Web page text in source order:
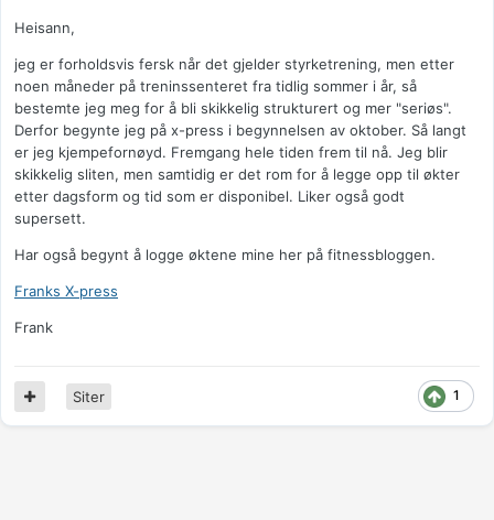
Heisann,
jeg er forholdsvis fersk når det gjelder styrketrening, men etter
noen måneder på treninssenteret fra tidlig sommer i år, så
bestemte jeg meg for å bli skikkelig strukturert og mer "seriøs".
Derfor begynte jeg på x-press i begynnelsen av oktober. Så langt
er jeg kjempefornøyd. Fremgang hele tiden frem til nå. Jeg blir
skikkelig sliten, men samtidig er det rom for å legge opp til økter
etter dagsform og tid som er disponibel. Liker også godt
supersett.
Har også begynt å logge øktene mine her på fitnessbloggen.
Franks X-press
Frank
1
Siter